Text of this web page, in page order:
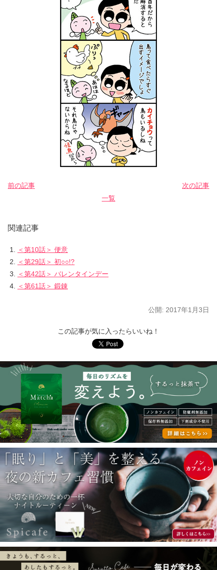
前の記事
次の記事
一覧
関連記事
＜第10話＞ 便意
＜第29話＞ 初○○!?
＜第42話＞ バレンタインデー
＜第61話＞ 鍛錬
公開: 2017年1月3日